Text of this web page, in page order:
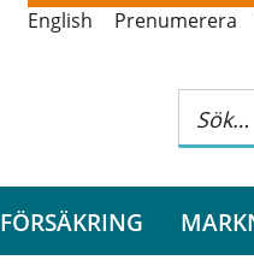
English Prenumerera
FÖRSÄKRING